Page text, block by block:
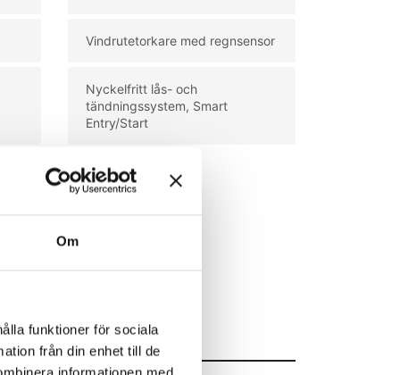
Om
funktioner för sociala
från din enhet till de
Vindrutetorkare med regnsensor
Nyckelfritt lås- och
tändningssystem, Smart
Entry/Start